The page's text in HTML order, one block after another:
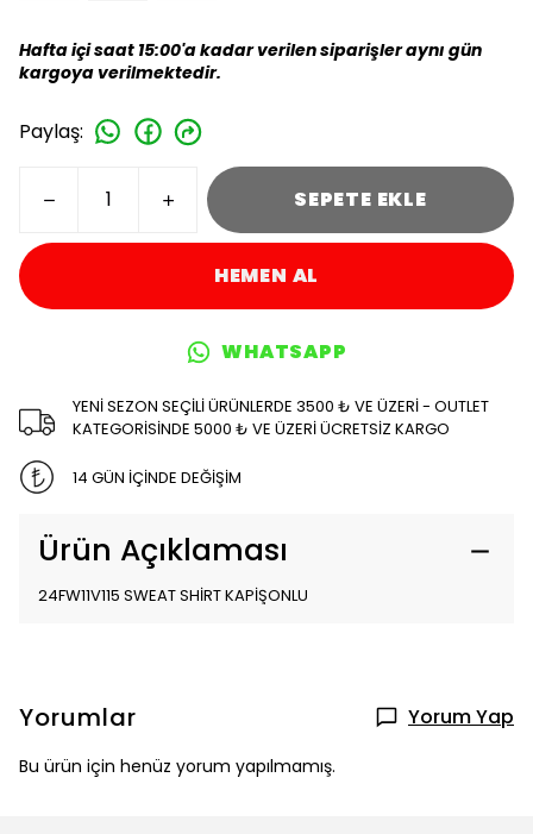
Hafta içi saat 15:00'a kadar verilen siparişler aynı gün
kargoya verilmektedir.
Paylaş:
SEPETE EKLE
HEMEN AL
WHATSAPP
YENİ SEZON SEÇİLİ ÜRÜNLERDE 3500 ₺ VE ÜZERİ - OUTLET
KATEGORİSİNDE 5000 ₺ VE ÜZERİ ÜCRETSİZ KARGO
14 GÜN İÇİNDE DEĞİŞİM
Ürün Açıklaması
24FW11V115 SWEAT SHİRT KAPİŞONLU
Yorumlar Yorum Yap
Bu ürün için henüz yorum yapılmamış.